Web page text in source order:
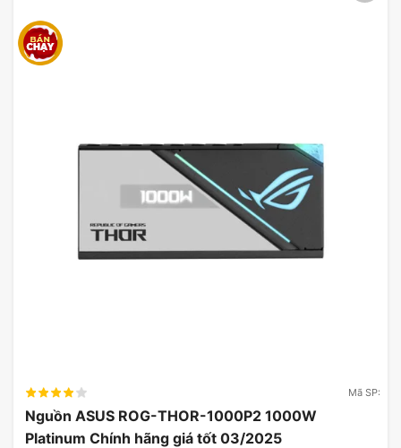
Mã SP:
Nguồn ASUS ROG-THOR-1000P2 1000W
Platinum Chính hãng giá tốt 03/2025